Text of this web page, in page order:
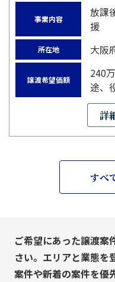
事業内容
放課
援
所在地 大阪
譲渡希望価額
240
途、
詳
すべ
ご希望にあった譲渡案
さい。エリアと業態を
案件や新着の案件を優